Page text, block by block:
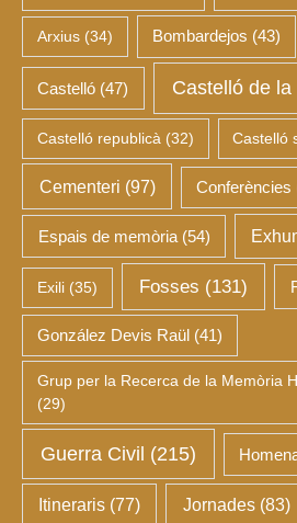
Arxius(34) Bombardejos (43)
Castelló (47) Castelló de la
Castelló republicà (32) Castelló
Cementeri (97) Conferències
Espais de memòria(54)
Exili(35) Fosses (131)
González Devis Raül (41)
Grup per la Recerca de la Memòria
(29)
Guerra Civil (215)
Itineraris (77) Jornades(83)